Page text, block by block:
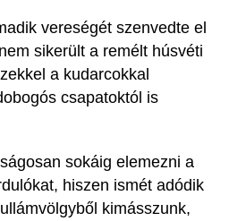
vereségét szenvedte el
sikerült a remélt húsvéti
a kudarcokkal
csapatoktól is
sokáig elemezni a
hiszen ismét adódik
kimásszunk,